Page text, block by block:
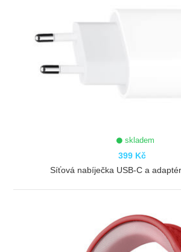
skladem
399 Kč
Síťová nabíječka USB-C a